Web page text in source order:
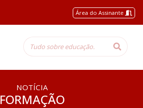
Área do Assinante
NOTÍCIA
FORMAÇÃO